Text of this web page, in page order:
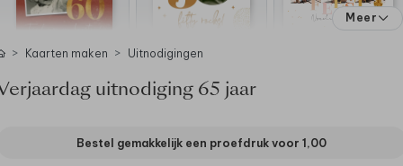
Meer
Kaarten maken Uitnodigingen
uitnodiging 65 jaar
Bestel gemakkelijk een proefdruk voor 1,00